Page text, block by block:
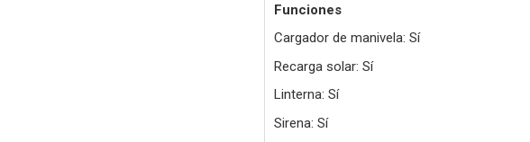
Funciones
Cargador de manivela: Sí
Recarga solar: Sí
Linterna: Sí
Sirena: Sí